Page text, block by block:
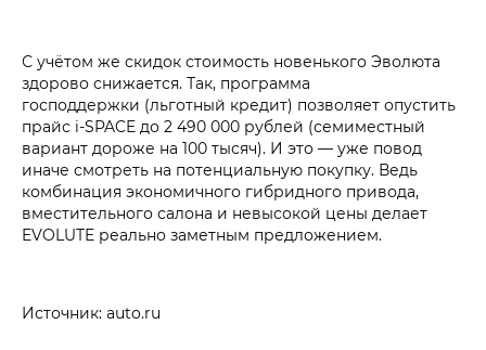
С учётом же скидок стоимость новенького Эволюта
здорово снижается. Так, программа
господдержки (льготный кредит) позволяет опустить
прайс i‑SPACE до 2 490 000 рублей (семиместный
вариант дороже на 100 тысяч). И это — уже повод
иначе смотреть на потенциальную покупку. Ведь
комбинация экономичного гибридного привода,
вместительного салона и невысокой цены делает
EVOLUTE реально заметным предложением.
Источник: auto.ru